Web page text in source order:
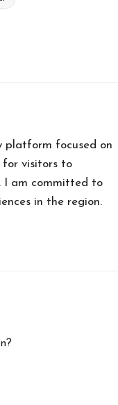
platform focused on
for visitors to
I am committed to
in the region.